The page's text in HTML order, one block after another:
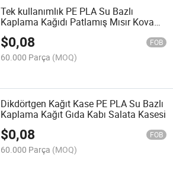
Tek kullanımlık PE PLA Su Bazlı
Kaplama Kağıdı Patlamış Mısır Kova
Gıda Ambalaj Kasesi Kağıt Konteyner
Kutusu
$0,08 FOB
60.000 Parça (MOQ)
Dikdörtgen Kağıt Kase PE PLA Su Bazlı
Kaplama Kağıt Gıda Kabı Salata Kasesi
$0,08 FOB
60.000 Parça (MOQ)